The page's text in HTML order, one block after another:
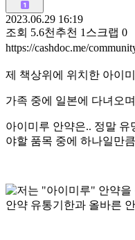
2023.06.29 16:19
조회 5.6천 추천 1 스크랩 0
https://cashdoc.me/
제 책상위에 위치한 아이
가족 중에 일본에 다녀오
아이미루 안약은.. 정말
야할 품목 중에 하나일만